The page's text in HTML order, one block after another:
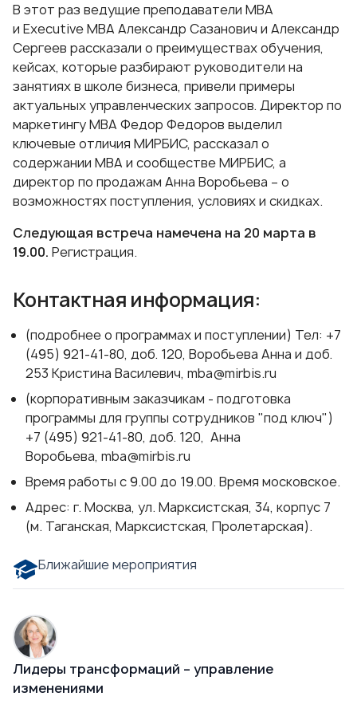
В этот раз ведущие преподаватели МВА
и Executive MBA Александр Сазанович и Александр
Сергеев рассказали о преимуществах обучения,
кейсах, которые разбирают руководители на
занятиях в школе бизнеса, привели примеры
актуальных управленческих запросов. Директор по
маркетингу МВА Федор Федоров выделил
ключевые отличия МИРБИС, рассказал о
содержании МВА и сообществе МИРБИС, а
директор по продажам Анна Воробьева – о
возможностях поступления, условиях и скидках.
Следующая встреча намечена на 20 марта в
19.00. Регистрация.
Контактная информация:
(подробнее о программах и поступлении) Тел: +7
(495) 921-41-80, доб. 120, Воробьева Анна и доб.
253 Кристина Василевич, mba@mirbis.ru
(корпоративным заказчикам - подготовка
программы для группы сотрудников "под ключ")
+7 (495) 921-41-80, доб. 120, Анна
Воробьева, mba@mirbis.ru
Время работы с 9.00 до 19.00. Время московское.
Адрес: г. Москва, ул. Марксистская, 34, корпус 7
(м. Таганская, Марксистская, Пролетарская).
Ближайшие мероприятия
Лидеры трансформаций – управление
изменениями